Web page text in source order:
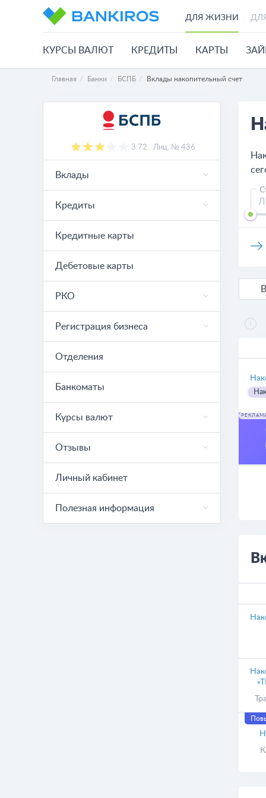
ДЛЯ ЖИЗНИ
КУРСЫ ВАЛЮТ КРЕДИТЫ КАРТЫ
Главная Банки БСПБ Вклады накопительный счет
3.72 Лиц. № 436
Вклады
Кредиты
Кредитные карты
Дебетовые карты
РКО
Регистрация бизнеса
Отделения
Банкоматы
Курсы валют
Отзывы
Личный кабинет
Полезная информация